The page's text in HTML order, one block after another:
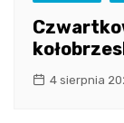
4 sierpnia